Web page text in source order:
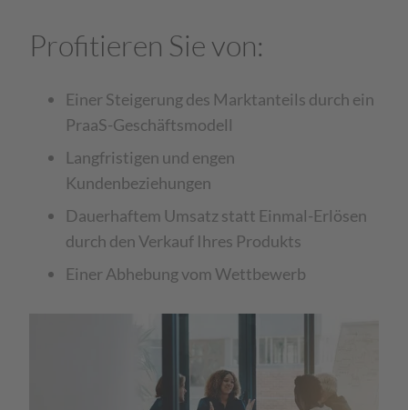
Profitieren Sie von:
Einer Steigerung des Marktanteils durch ein
PraaS-Geschäftsmodell
Langfristigen und engen
Kundenbeziehungen
Dauerhaftem Umsatz statt Einmal-Erlösen
durch den Verkauf Ihres Produkts
Einer Abhebung vom Wettbewerb